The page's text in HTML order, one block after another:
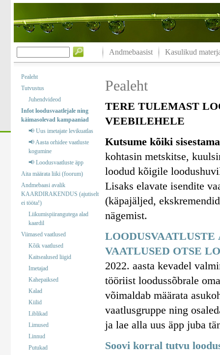
Andmebaasist Kasulikud
Pealeht
Tutvustus
Juhendvideod
Infot loodusvaatlejale ning
käimasolevad kampaaniad
📢 Uus imetajate levikuatlas
📢 Aasta orhidee vaatluste
kogumine
📢 Loodusvaatluste äpp
Aita määrata liiki (foorum)
Andmebaasi avalik
KAARDIRAKENDUS (ajutiselt
ei tööta!)
Liikumispiirangutega alad
kaardil
Viimased vaatlused
Kõik vaatlused
Kaitsealused liigid
Imetajad
Kahepaiksed
Kalad
Kiilid
Liblikad
Limused
Linnud
Putukad
Pealeht
TERE TULEMAST
VEEBILEHELE
Kutsume kõiki
kohtasin metskitse,
loodud kõigile
Lisaks elavate isendite
(käpajäljed,
nägemist.
VAATLUSED OTSE
2022. aasta kevadel
tööriist loodussõbrale
võimaldab määrata
vaatlusgruppe ning
ja lae alla uus äpp juba
Soovi korral tutvu